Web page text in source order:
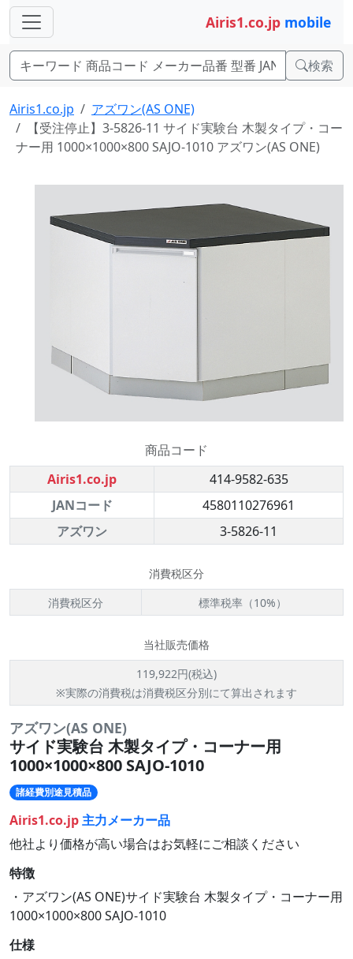
Airis1.co.jp mobile
検索
Airis1.co.jp
アズワン(AS ONE)
【受注停止】3-5826-11 サイド実験台 木製タイプ・コー
ナー用 1000×1000×800 SAJO-1010 アズワン(AS ONE)
商品コード
Airis1.co.jp
414-9582-635
JANコード
4580110276961
アズワン
3-5826-11
消費税区分
消費税区分
標準税率（10%）
当社販売価格
119,922円(税込)
※実際の消費税は消費税区分別にて算出されます
アズワン(AS ONE)
サイド実験台 木製タイプ・コーナー用
1000×1000×800 SAJO-1010
諸経費別途見積品
Airis1.co.jp主力メーカー品
他社より価格が高い場合はお気軽にご相談ください
特徴
・アズワン(AS ONE)サイド実験台 木製タイプ・コーナー用
1000×1000×800 SAJO-1010
仕様